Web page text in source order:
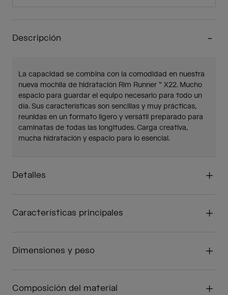
Descripción
La capacidad se combina con la comodidad en nuestra
nueva mochila de hidratación Rim Runner ™ X22. Mucho
espacio para guardar el equipo necesario para todo un
día. Sus características son sencillas y muy prácticas,
reunidas en un formato ligero y versátil preparado para
caminatas de todas las longitudes. Carga creativa,
mucha hidratación y espacio para lo esencial.
Detalles
Características principales
Dimensiones y peso
Composición del material